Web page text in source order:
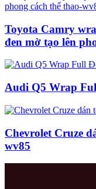
Toyota Camry
đen mờ tạo lên
Audi Q5 Wrap
Chevrolet Cruze
wv85